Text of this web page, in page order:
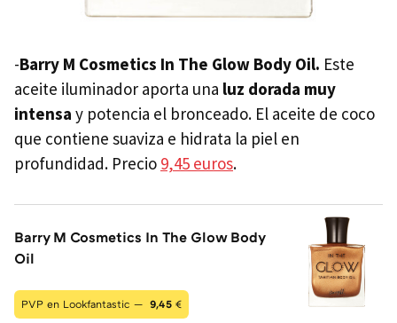
-Barry M Cosmetics In The Glow Body Oil. Este
aceite iluminador aporta una luz dorada muy
intensa y potencia el bronceado. El aceite de coco
que contiene suaviza e hidrata la piel en
profundidad. Precio 9,45 euros.
Barry M Cosmetics In The Glow Body
Oil
PVP en Lookfantastic — 9,45 €